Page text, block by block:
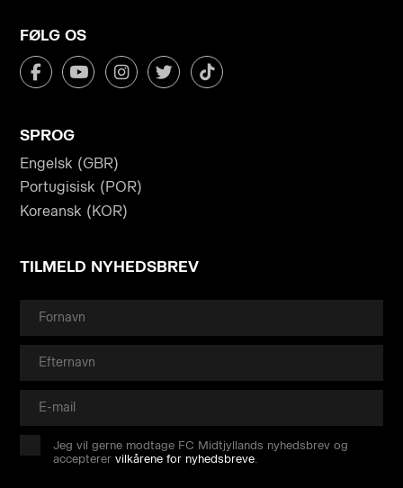
FØLG OS
SPROG
Engelsk (GBR)
Portugisisk (POR)
Koreansk (KOR)
TILMELD NYHEDSBREV
Jeg vil gerne modtage FC Midtjyllands nyhedsbrev og
accepterervilkårene for nyhedsbreve.